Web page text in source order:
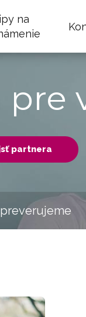
na
pre
partnera